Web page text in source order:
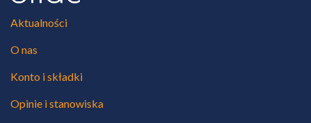
Aktualności
O nas
Konto i składki
Opinie i stanowiska